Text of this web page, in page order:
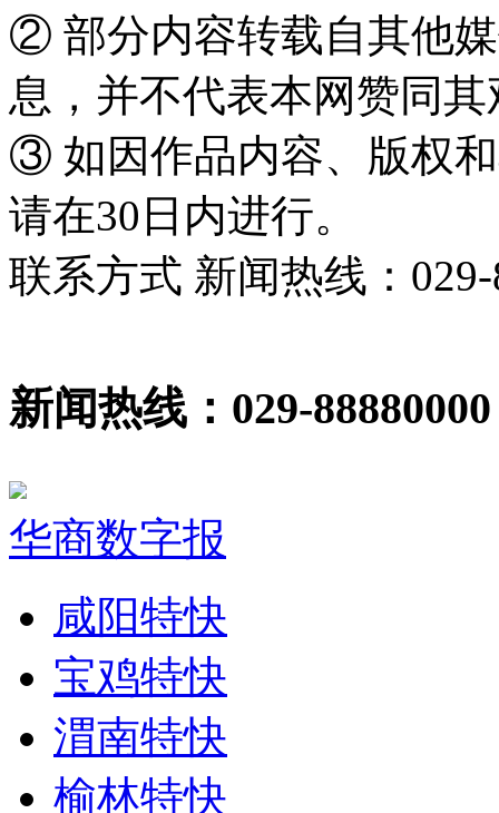
② 部分内容转载自其他
息，并不代表本网赞同
③ 如因作品内容、版权
请在30日内进行。
联系方式 新闻热线：029-
新闻热线：029-88880000
华商数字报
咸阳特快
宝鸡特快
渭南特快
榆林特快